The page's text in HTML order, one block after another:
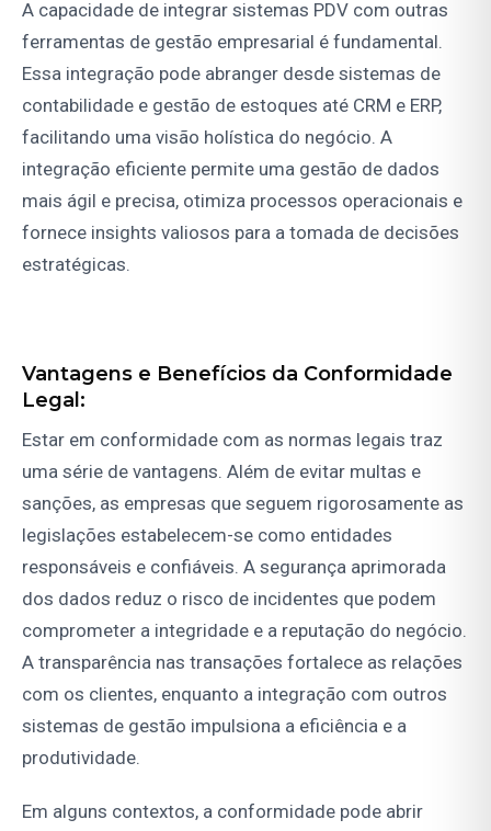
A capacidade de integrar sistemas PDV com outras
ferramentas de gestão empresarial é fundamental.
Essa integração pode abranger desde sistemas de
contabilidade e gestão de estoques até CRM e ERP,
facilitando uma visão holística do negócio. A
integração eficiente permite uma gestão de dados
mais ágil e precisa, otimiza processos operacionais e
fornece insights valiosos para a tomada de decisões
estratégicas.
Vantagens e Benefícios da Conformidade
Legal:
Estar em conformidade com as normas legais traz
uma série de vantagens. Além de evitar multas e
sanções, as empresas que seguem rigorosamente as
legislações estabelecem-se como entidades
responsáveis e confiáveis. A segurança aprimorada
dos dados reduz o risco de incidentes que podem
comprometer a integridade e a reputação do negócio.
A transparência nas transações fortalece as relações
com os clientes, enquanto a integração com outros
sistemas de gestão impulsiona a eficiência e a
produtividade.
Em alguns contextos, a conformidade pode abrir